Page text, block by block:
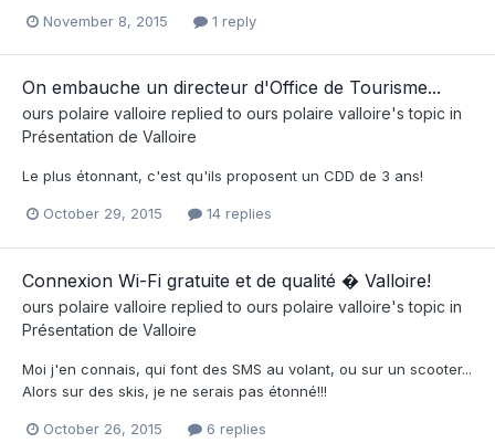
November 8, 2015 1 reply
On embauche un directeur d'Office de Tourisme...
ours polaire valloire replied to ours polaire valloire's topic in
Présentation de Valloire
Le plus étonnant, c'est qu'ils proposent un CDD de 3 ans!
October 29, 2015 14 replies
Connexion Wi-Fi gratuite et de qualité � Valloire!
ours polaire valloire replied to ours polaire valloire's topic in
Présentation de Valloire
Moi j'en connais, qui font des SMS au volant, ou sur un scooter...
Alors sur des skis, je ne serais pas étonné!!!
October 26, 2015 6 replies